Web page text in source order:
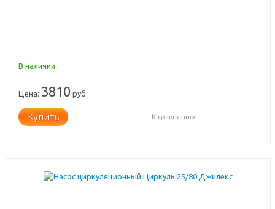
В наличии
Цена: 3810 руб.
Купить К сравнению